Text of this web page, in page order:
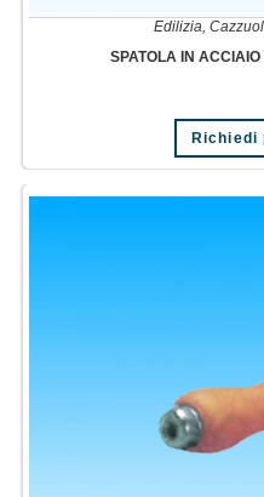
Edilizia
SPATOLA IN
Richiedi